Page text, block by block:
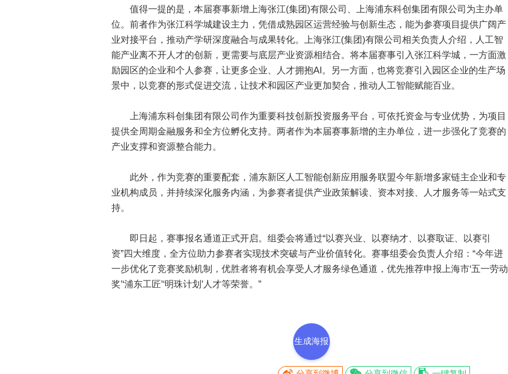
值得一提的是，本届赛事新增上海张江(集团)有限公司、上海浦东科创集团有限公司为主办单
位。前者作为张江科学城建设主力，凭借成熟园区运营经验与创新生态，能为参赛项目提供广阔产
业对接平台，推动产学研深度融合与成果转化。上海张江(集团)有限公司相关负责人介绍，人工智
能产业离不开人才的创新，更需要与底层产业资源相结合。将本届赛事引入张江科学城，一方面激
励园区的企业和个人参赛，让更多企业、人才拥抱AI。另一方面，也将竞赛引入园区企业的生产场
景中，以竞赛的形式促进交流，让技术和园区产业更加契合，推动人工智能赋能百业。
上海浦东科创集团有限公司作为重要科技创新投资服务平台，可依托资金与专业优势，为项目
提供全周期金融服务和全方位孵化支持。两者作为本届赛事新增的主办单位，进一步强化了竞赛的
产业支撑和资源整合能力。
此外，作为竞赛的重要配套，浦东新区人工智能创新应用服务联盟今年新增多家链主企业和专
业机构成员，并持续深化服务内涵，为参赛者提供产业政策解读、资本对接、人才服务等一站式支
持。
即日起，赛事报名通道正式开启。组委会将通过“以赛兴业、以赛纳才、以赛取证、以赛引
资”四大维度，全方位助力参赛者实现技术突破与产业价值转化。赛事组委会负责人介绍：“今年进
一步优化了竞赛奖励机制，优胜者将有机会享受人才服务绿色通道，优先推荐申报上海市‘五一劳动
奖’‘浦东工匠’‘明珠计划’人才等荣誉。”
生成海报